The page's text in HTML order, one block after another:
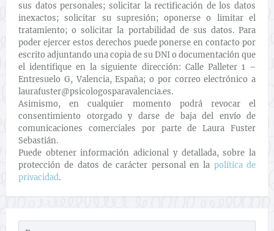
sus datos personales; solicitar la rectificación de los datos
inexactos; solicitar su supresión; oponerse o limitar el
tratamiento; o solicitar la portabilidad de sus datos. Para
poder ejercer estos derechos puede ponerse en contacto por
escrito adjuntando una copia de su DNI o documentación que
el identifique en la siguiente dirección: Calle Palleter 1 –
Entresuelo G, Valencia, España; o por correo electrónico a
laurafuster@psicologosparavalencia.es.
Asimismo, en cualquier momento podrá revocar el
consentimiento otorgado y darse de baja del envío de
comunicaciones comerciales por parte de Laura Fuster
Sebastián.
Puede obtener información adicional y detallada, sobre la
protección de datos de carácter personal en la política de
privacidad.